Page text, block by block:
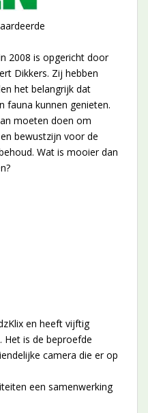
2008 is opgericht door
Dikkers. Zij hebben
het belangrijk dat
fauna kunnen genieten.
moeten doen om
bewustzijn voor de
Wat is mooier dan
en heeft vijftig
Het is de beproefde
camera die er op
een samenwerking